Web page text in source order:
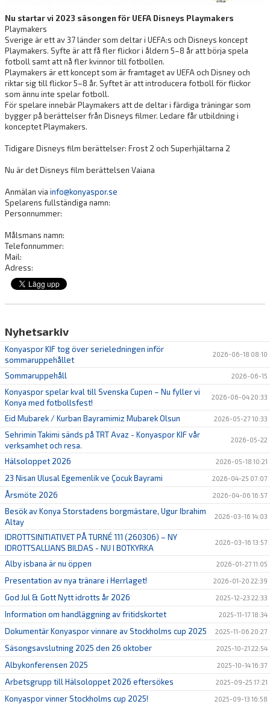
Nu startar vi 2023 säsongen för UEFA Disneys Playmakers
Playmakers
Sverige är ett av 37 länder som deltar i UEFA:s och Disneys koncept
Playmakers. Syfte är att få fler flickor i åldern 5–8 år att börja spela
fotboll samt att nå fler kvinnor till fotbollen.
Playmakers är ett koncept som är framtaget av UEFA och Disney och
riktar sig till flickor 5–8 år. Syftet är att introducera fotboll för flickor
som ännu inte spelar fotboll.
För spelare innebär Playmakers att de deltar i färdiga träningar som
bygger på berättelser från Disneys filmer. Ledare får utbildning i
konceptet Playmakers.
Tidigare Disneys film berättelser: Frost 2 och Superhjältarna 2
Nu är det Disneys film berättelsen Vaiana
Anmälan via info@konyaspor.se
Spelarens fullständiga namn:
Personnummer:
Målsmans namn:
Telefonnummer:
Mail:
Adress:
Nyhetsarkiv
Konyaspor KIF tog över serieledningen inför
sommaruppehållet
2026-06-18 08:10
Sommaruppehåll 2026-06-15
Konyaspor spelar kval till Svenska Cupen – Nu fyller vi
Konya med fotbollsfest!
2026-06-04 20:33
Eid Mubarek / Kurban Bayramimiz Mubarek Olsun 2026-05-27 10:33
Sehrimin Takimi sänds på TRT Avaz - Konyaspor KIF vår
verksamhet och resa.
2026-05-22
Hälsoloppet 2026 2026-05-18 10:21
23 Nisan Ulusal Egemenlik ve Çocuk Bayrami 2026-04-25 07:07
Årsmöte 2026 2026-04-06 16:57
Besök av Konya Storstadens borgmästare, Ugur Ibrahim
Altay
2026-03-16 14:03
IDROTTSINITIATIVET PÅ TURNÉ 111 (260306) – NY
IDROTTSALLIANS BILDAS - NU I BOTKYRKA
2026-03-16 13:57
Alby isbana är nu öppen 2026-01-27 11:05
Presentation av nya tränare i Herrlaget! 2026-01-20 22:39
God Jul & Gott Nytt idrotts år 2026 2025-12-23 22:33
Information om handläggning av fritidskortet 2025-11-17 18:34
Dokumentär Konyaspor vinnare av Stockholms cup 2025 2025-11-06 20:27
Säsongsavslutning 2025 den 26 oktober 2025-10-21 22:54
Albykonferensen 2025 2025-10-14 16:37
Arbetsgrupp till Hälsoloppet 2026 eftersökes 2025-09-25 17:21
Konyaspor vinner Stockholms cup 2025! 2025-09-13 16:58